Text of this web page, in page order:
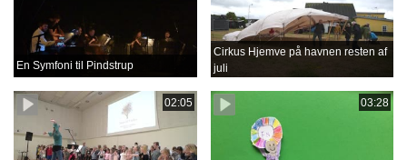
En Symfoni til Pindstrup
Cirkus Hjemve på havnen resten af
juli
02:05 03:28